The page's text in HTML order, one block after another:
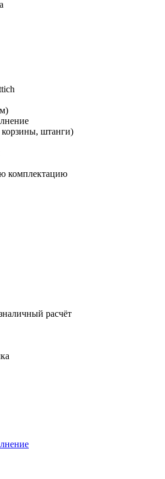
штанги)
комплектацию
расчёт